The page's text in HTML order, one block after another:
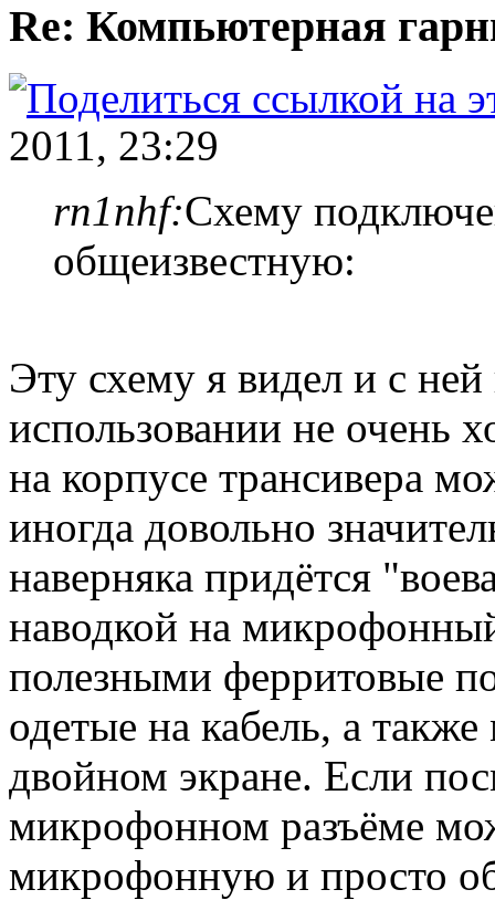
Re: Компьютерная
2011, 23:29
rn1nhf:Схему
общеизвестную:
Эту схему я видел и с
использовании не очень
на корпусе трансивера
иногда довольно
наверняка придётся
наводкой на
полезными ферритовые
одетые на кабель, а
двойном экране. Если
микрофонном разъёме
микрофонную и просто